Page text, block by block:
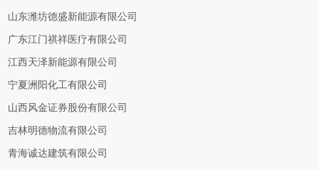
山东潍坊德盛新能源有限公司
广东江门祺祥医疗有限公司
江西天泽新能源有限公司
宁夏洲阳化工有限公司
山西风金证券股份有限公司
吉林明德物流有限公司
青海诚达建筑有限公司